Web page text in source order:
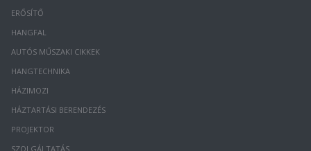
ERŐSÍTŐ
HANGFAL
AUTÓS MŰSZAKI CIKKEK
HANGTECHNIKA
HÁZIMOZI
HÁZTARTÁSI BERENDEZÉS
PROJEKTOR
SZOLGÁLTATÁS